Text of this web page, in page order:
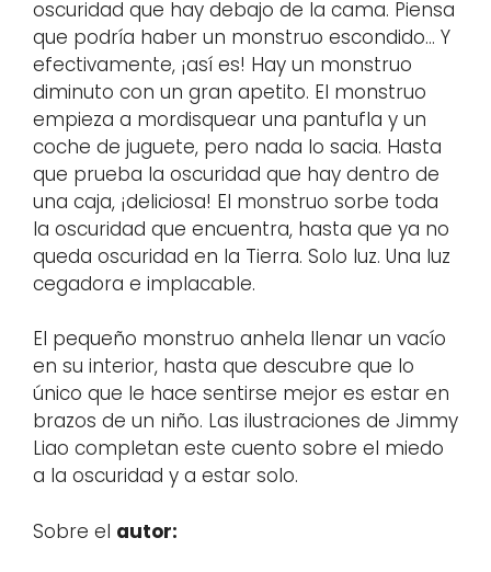
oscuridad que hay debajo de la cama. Piensa
que podría haber un monstruo escondido… Y
efectivamente, ¡así es! Hay un monstruo
diminuto con un gran apetito. El monstruo
empieza a mordisquear una pantufla y un
coche de juguete, pero nada lo sacia. Hasta
que prueba la oscuridad que hay dentro de
una caja, ¡deliciosa! El monstruo sorbe toda
la oscuridad que encuentra, hasta que ya no
queda oscuridad en la Tierra. Solo luz. Una luz
cegadora e implacable.
El pequeño monstruo anhela llenar un vacío
en su interior, hasta que descubre que lo
único que le hace sentirse mejor es estar en
brazos de un niño. Las ilustraciones de Jimmy
Liao completan este cuento sobre el miedo
a la oscuridad y a estar solo.
Sobre el autor: